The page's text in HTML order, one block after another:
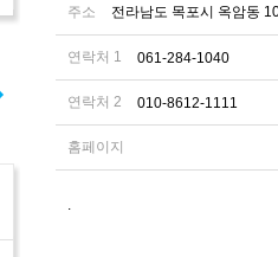
주소 전라남도 목포시 옥암동
연락처 1 061-284-1040
연락처 2 010-8612-1111
홈페이지
.